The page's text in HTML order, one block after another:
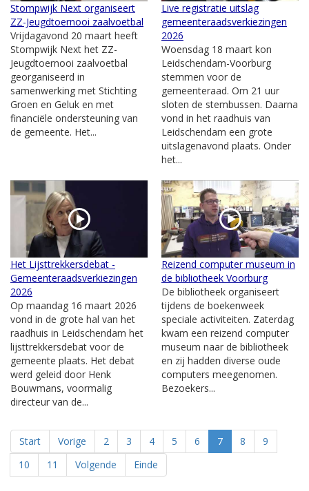
Stompwijk Next organiseert
ZZ-Jeugdtoernooi zaalvoetbal
Vrijdagavond 20 maart heeft
Stompwijk Next het ZZ-
Jeugdtoernooi zaalvoetbal
georganiseerd in
samenwerking met Stichting
Groen en Geluk en met
financiële ondersteuning van
de gemeente. Het...
Live registratie uitslag
gemeenteraadsverkiezingen
2026
Woensdag 18 maart kon
Leidschendam-Voorburg
stemmen voor de
gemeenteraad. Om 21 uur
sloten de stembussen. Daarna
vond in het raadhuis van
Leidschendam een grote
uitslagenavond plaats. Onder
het...
Het Lijsttrekkersdebat -
Gemeenteraadsverkiezingen
2026
Op maandag 16 maart 2026
vond in de grote hal van het
raadhuis in Leidschendam het
lijsttrekkersdebat voor de
gemeente plaats. Het debat
werd geleid door Henk
Bouwmans, voormalig
directeur van de...
Reizend computer museum in
de bibliotheek Voorburg
De bibliotheek organiseert
tijdens de boekenweek
speciale activiteiten. Zaterdag
kwam een reizend computer
museum naar de bibliotheek
en zij hadden diverse oude
computers meegenomen.
Bezoekers...
Start Vorige 2 3 4 5 6 7 8
9
10
11 Volgende Einde